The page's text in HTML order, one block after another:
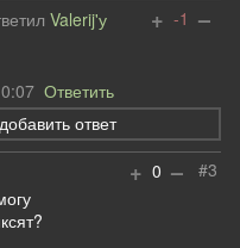
+ -1 –
Valerij'у
Ответить
ответ
#3
+ 0 –